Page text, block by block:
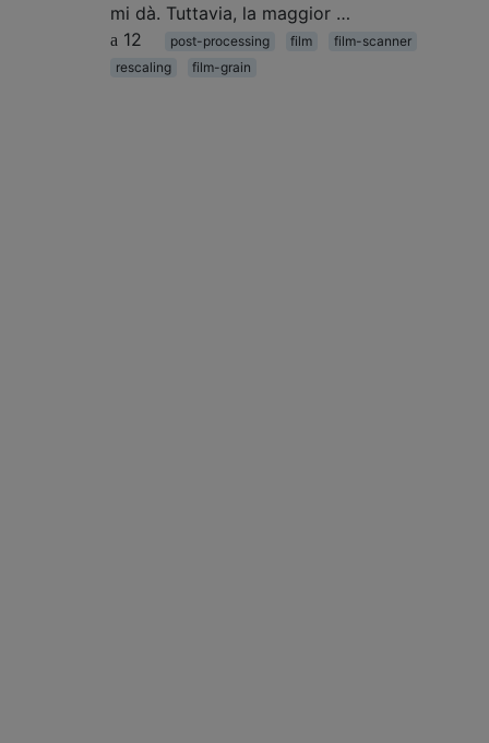
mi dà. Tuttavia, la maggior …
12
post-processing film
film-scanner
rescaling
film-grain